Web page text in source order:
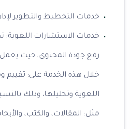
خدمات التخطيط والتطوير
خدمات الاستشارات اللغوية:
رفع جودة المحتوى، حيث
خلال هذه الخدمة على: تقييم
اللغوية وتحليلها، وذلك
مثل: المقالات، والكتب،